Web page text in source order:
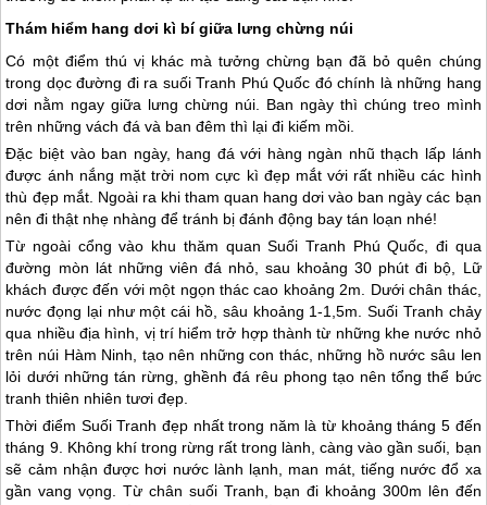
Thám hiểm hang dơi kì bí giữa lưng chừng núi
Có một điểm thú vị khác mà tưởng chừng bạn đã bỏ quên chúng
trong dọc đường đi ra suối Tranh Phú Quốc đó chính là những hang
dơi nằm ngay giữa lưng chừng núi. Ban ngày thì chúng treo mình
trên những vách đá và ban đêm thì lại đi kiếm mồi.
Đặc biệt vào ban ngày, hang đá với hàng ngàn nhũ thạch lấp lánh
được ánh nắng mặt trời nom cực kì đẹp mắt với rất nhiều các hình
thù đẹp mắt. Ngoài ra khi tham quan hang dơi vào ban ngày các bạn
nên đi thật nhẹ nhàng để tránh bị đánh động bay tán loạn nhé!
Từ ngoài cổng vào khu thăm quan Suối Tranh Phú Quốc , đi qua
đường mòn lát những viên đá nhỏ, sau khoảng 30 phút đi bộ, Lữ
khách được đến với một ngọn thác cao khoảng 2m. Dưới chân thác,
nước đọng lại như một cái hồ, sâu khoảng 1-1,5m. Suối Tranh chảy
qua nhiều địa hình, vị trí hiểm trở hợp thành từ những khe nước nhỏ
trên núi Hàm Ninh, tạo nên những con thác, những hồ nước sâu len
lỏi dưới những tán rừng, ghềnh đá rêu phong tạo nên tổng thể bức
tranh thiên nhiên tươi đẹp.
Thời điểm Suối Tranh đẹp nhất trong năm là từ khoảng tháng 5 đến
tháng 9. Không khí trong rừng rất trong lành, càng vào gần suối, bạn
sẽ cảm nhận được hơi nước lành lạnh, man mát, tiếng nước đổ xa
gần vang vọng. Từ chân suối Tranh, bạn đi khoảng 300m lên đến